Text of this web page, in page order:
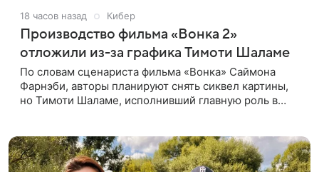
18 часов назад Кибер
Производство фильма «Вонка 2»
отложили из-за графика Тимоти Шаламе
По словам сценариста фильма «Вонка» Саймона
Фарнэби, авторы планируют снять сиквел картины,
но Тимоти Шаламе, исполнивший главную роль в